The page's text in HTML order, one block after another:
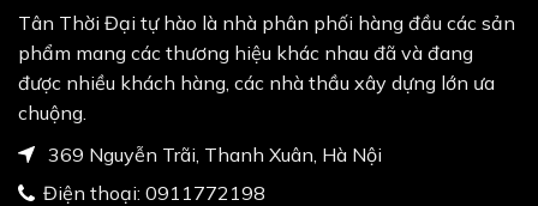
Tân Thời Đại tự hào là nhà phân phối hàng đầu các sản
phẩm mang các thương hiệu khác nhau đã và đang
được nhiều khách hàng, các nhà thầu xây dựng lớn ưa
chuộng.
369 Nguyễn Trãi, Thanh Xuân, Hà Nội
Điện thoại: 0911772198